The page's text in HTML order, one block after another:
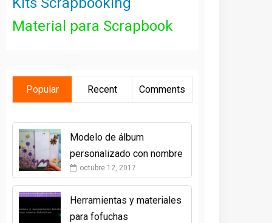
Material para Scrapbook
Popular Recent Comments
Modelo de álbum
personalizado con nombre
octubre 12, 2017
Herramientas y materiales
para fofuchas